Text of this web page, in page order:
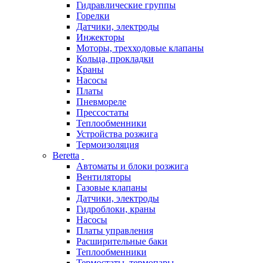
Гидравлические группы
Горелки
Датчики, электроды
Инжекторы
Моторы, трехходовые клапаны
Кольца, прокладки
Краны
Насосы
Платы
Пневмореле
Прессостаты
Теплообменники
Устройства розжига
Термоизоляция
Beretta
Автоматы и блоки розжига
Вентиляторы
Газовые клапаны
Датчики, электроды
Гидроблоки, краны
Насосы
Платы управления
Расширительные баки
Теплообменники